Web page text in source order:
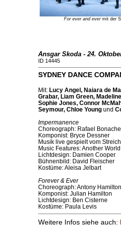
For ever and evermit der
Ansgar Skoda - 24.
ID 14445
SYDNEY DANCE
Mit: Lucy Angel, Naiara de
Grabar, Liam Green,
Sophie Jones, Connor
Seymour, Chloe Youngund
Impermanence
Choreograph: Rafael
Komponist: Bryce Dessner
Musik live gespielt vom
Music Features: Another
Lichtdesign: Damien Cooper
Bühnenbild: David Fleischer
Kostüme: Aleisa Jelbart
Forever & Ever
Choreograph: Antony Hamilton
Komponist: Julian Hamilton
Lichtdesign: Ben Cisterne
Kostüme: Paula Levis
Weitere Infos siehe auch: